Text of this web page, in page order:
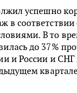
успешно
в соответствии
В то
до 37%
и России и